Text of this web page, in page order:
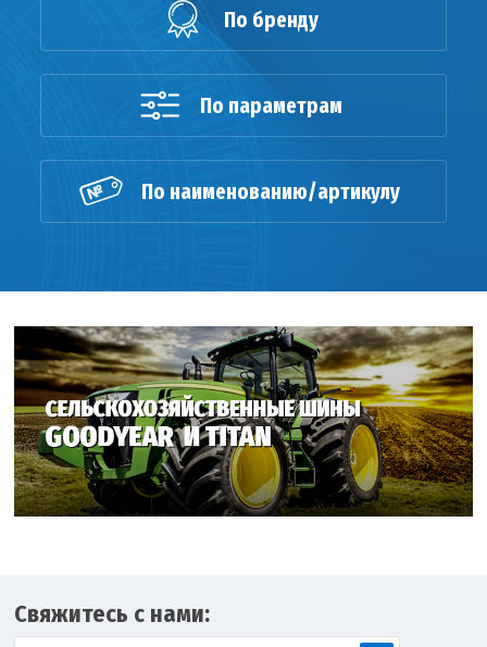
По бренду
По параметрам
По наименованию/артикулу
Свяжитесь с нами: